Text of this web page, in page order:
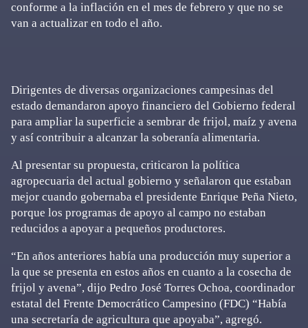
conforme a la inflación en el mes de febrero y que no se
van a actualizar en todo el año.
Dirigentes de diversas organizaciones campesinas del
estado demandaron apoyo financiero del Gobierno federal
para ampliar la superficie a sembrar de frijol, maíz y avena
y así contribuir a alcanzar la soberanía alimentaria.
Al presentar su propuesta, criticaron la política
agropecuaria del actual gobierno y señalaron que estaban
mejor cuando gobernaba el presidente Enrique Peña Nieto,
porque los programas de apoyo al campo no estaban
reducidos a apoyar a pequeños productores.
“En años anteriores había una producción muy superior a
la que se presenta en estos años en cuanto a la cosecha de
frijol y avena”, dijo Pedro José Torres Ochoa, coordinador
estatal del Frente Democrático Campesino (FDC) “Había
una secretaría de agricultura que apoyaba”, agregó.